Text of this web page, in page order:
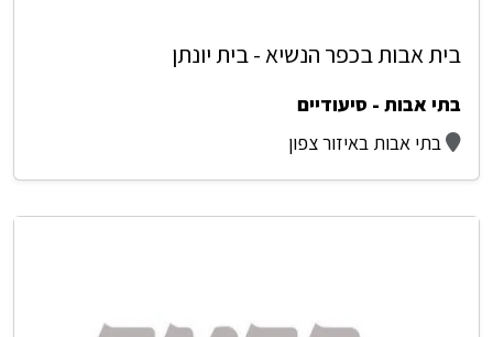
בית אבות בכפר הנשיא - בית יונתן
בתי אבות - סיעודיים
בתי אבות באיזור צפון